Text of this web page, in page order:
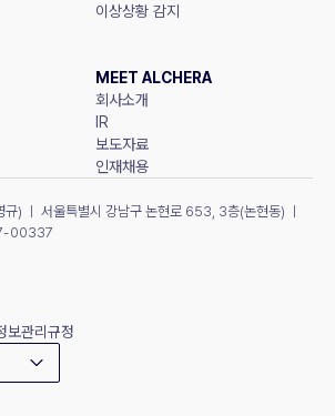
이상상황 감지
MEET ALCHERA
회사소개
IR
보도자료
인재채용
규) ㅣ 서울특별시 강남구 논현로 653, 3층(논현동) ㅣ
00337
보관리규정